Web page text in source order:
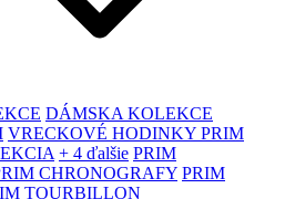
DÁMSKA KOLEKCE
VRECKOVÉ HODINKY PRIM
+ 4 ďalšie PRIM
CHRONOGRAFY PRIM
TOURBILLON